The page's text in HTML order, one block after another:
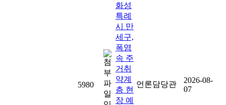
5980
화성
특례
시 만
세구,
폭염
속 주
거취
약계
층 현
장 예
언론담당관
2026-08-
07